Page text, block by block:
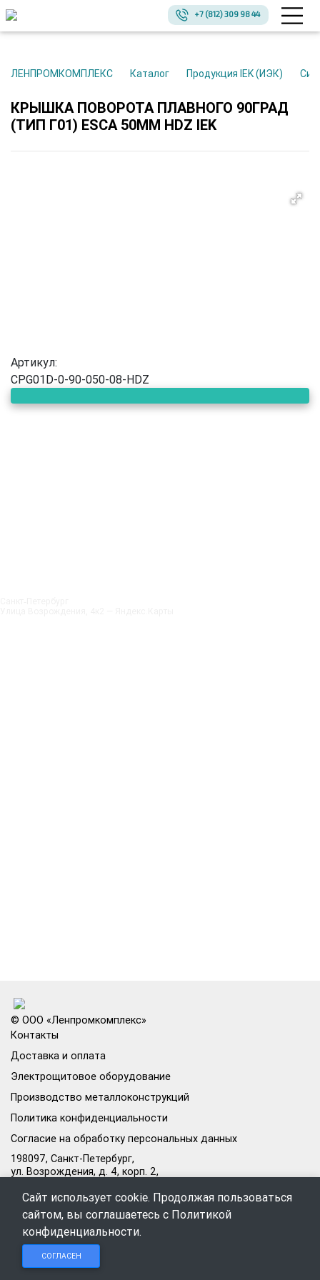
+7 (812) 309 98 44
ЛЕНПРОМКОМПЛЕКС Каталог Продукция IEK (ИЭК)
КРЫШКА ПОВОРОТА ПЛАВНОГО 90ГРАД
(ТИП Г01) ESCA 50ММ HDZ IEK
Артикул:
CPG01D-0-90-050-08-HDZ
© ООО «Ленпромкомплекс»
Контакты
Доставка и оплата
Электрощитовое оборудование
Производство металлоконструкций
Политика конфиденциальности
Согласие на обработку персональных данных
198097, Санкт-Петербург,
ул. Возрождения, д. 4, корп. 2,
Режим работы офиса:
Пн–Пт: 09:00–18:00
+7 (812) 309-98-44
Сайт использует cookie. Продолжая пользоваться
сайтом, вы соглашаетесь с Политикой
конфиденциальности.
СОГЛАСЕН